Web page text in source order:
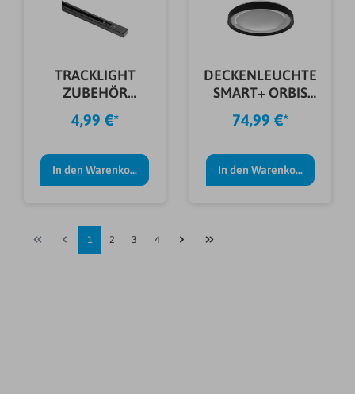
TRACKLIGHT
ZUBEHÖR
VERBINDER
SCHWARZ
4,99 €*
In den Warenkorb
DECKENLEUCHTE
SMART+ ORBIS
GAVIN 50CM
74,99 €*
In den Warenkorb
1 2 3 4